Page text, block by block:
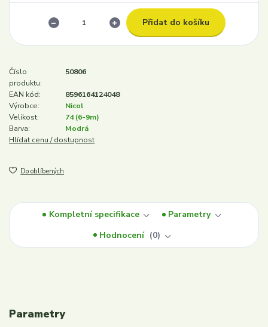
Přidat do košíku
Číslo
produktu:
50806
EAN kód:
8596164124048
Výrobce:
Nicol
Velikost:
74 (6-9m)
Barva:
Modrá
Hlídat cenu / dostupnost
Do oblíbených
Kompletní specifikace
Parametry
Hodnocení
0
Parametry